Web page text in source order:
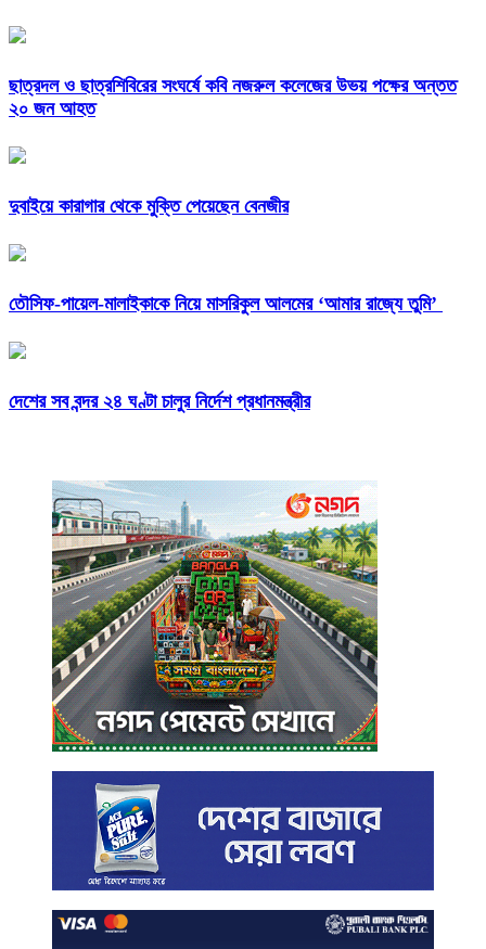
ছাত্রদল ও ছাত্রশিবিরের সংঘর্ষে কবি নজরুল কলেজের উভয় পক্ষের অন্তত
২০ জন আহত
দুবাইয়ে কারাগার থেকে মুক্তি পেয়েছেন বেনজীর
তৌসিফ-পায়েল-মালাইকাকে নিয়ে মাসরিকুল আলমের ‘আমার রাজ্যে তুমি’
দেশের সব বন্দর ২৪ ঘণ্টা চালুর নির্দেশ প্রধানমন্ত্রীর